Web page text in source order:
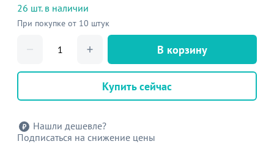
26 шт. в наличии
При покупке от 10 штук
В корзину
Купить сейчас
Нашли дешевле?
Подписаться на снижение цены